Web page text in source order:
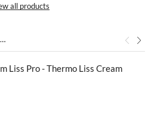
all products
Liss Pro - Thermo Liss Cream